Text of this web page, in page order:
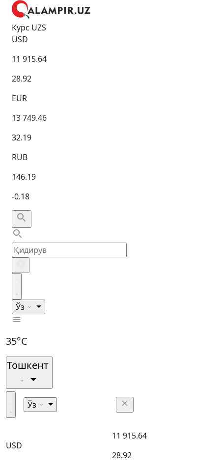
Курс UZS
USD
11 915.64
28.92
EUR
13 749.46
32.19
RUB
146.19
-0.18
Ўз
35°C
Тошкент
Ўз
USD
11 915.64
28.92